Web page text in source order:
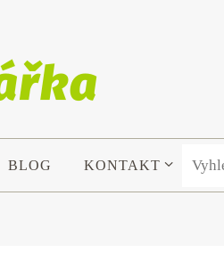
BLOG KONTAKT